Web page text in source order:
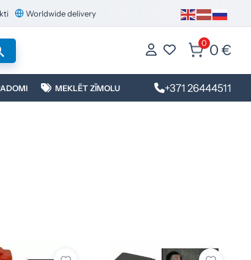
Worldwide delivery
0 0 €
MEKLĒT ZĪMOLU +371 26444511